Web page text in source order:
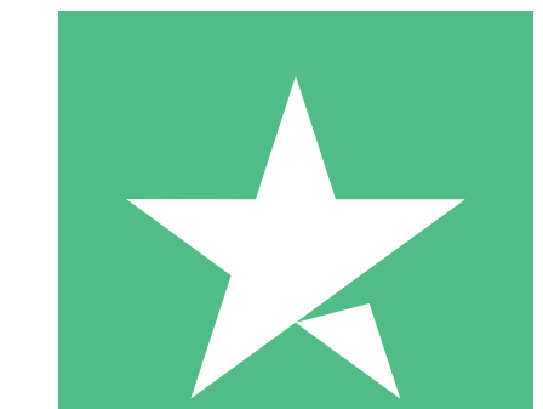
Pacchetti di Crediti Individuali
Paga a consumo con crediti di download. Nessun impegno
1 Download
10